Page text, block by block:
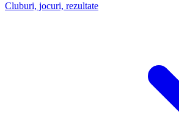
Cluburi, jocuri, rezultate